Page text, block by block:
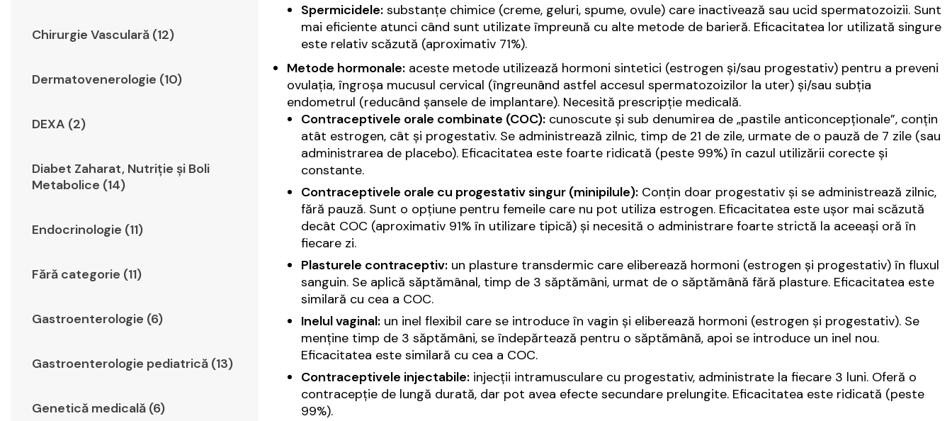
Chirurgie Vasculară (12)
Dermatovenerologie (10)
DEXA (2)
Diabet Zaharat, Nutriţie şi Boli
Metabolice (14)
Endocrinologie (11)
Fără categorie (11)
Gastroenterologie (6)
Gastroenterologie pediatrică (13)
Genetică medicală (6)
Spermicidele: substanțe chimice (creme, geluri, spume, ovule) care inactivează sau ucid spermatozoizii. Sunt
mai eficiente atunci când sunt utilizate împreună cu alte metode de barieră. Eficacitatea lor utilizată singure
este relativ scăzută (aproximativ 71%).
Metode hormonale: aceste metode utilizează hormoni sintetici (estrogen și/sau progestativ) pentru a preveni
ovulația, îngroșa mucusul cervical (îngreunând astfel accesul spermatozoizilor la uter) și/sau subția
endometrul (reducând șansele de implantare). Necesită prescripție medicală.
Contraceptivele orale combinate (COC): cunoscute și sub denumirea de „pastile anticoncepționale”, conțin
atât estrogen, cât și progestativ. Se administrează zilnic, timp de 21 de zile, urmate de o pauză de 7 zile (sau
administrarea de placebo). Eficacitatea este foarte ridicată (peste 99%) în cazul utilizării corecte și
constante.
Contraceptivele orale cu progestativ singur (minipilule): Conțin doar progestativ și se administrează zilnic,
fără pauză. Sunt o opțiune pentru femeile care nu pot utiliza estrogen. Eficacitatea este ușor mai scăzută
decât COC (aproximativ 91% în utilizare tipică) și necesită o administrare foarte strictă la aceeași oră în
fiecare zi.
Plasturele contraceptiv: un plasture transdermic care eliberează hormoni (estrogen și progestativ) în fluxul
sanguin. Se aplică săptămânal, timp de 3 săptămâni, urmat de o săptămână fără plasture. Eficacitatea este
similară cu cea a COC.
Inelul vaginal: un inel flexibil care se introduce în vagin și eliberează hormoni (estrogen și progestativ). Se
menține timp de 3 săptămâni, se îndepărtează pentru o săptămână, apoi se introduce un inel nou.
Eficacitatea este similară cu cea a COC.
Contraceptivele injectabile: injecții intramusculare cu progestativ, administrate la fiecare 3 luni. Oferă o
contracepție de lungă durată, dar pot avea efecte secundare prelungite. Eficacitatea este ridicată (peste
99%).